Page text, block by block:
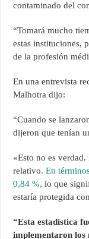
contaminado del
“Tomará mucho
estas instituciones,
de la profesión
En una entrevista
Malhotra dijo:
“Cuando se
dijeron que tenían
«Esto no es
relativo. En
0,84 %, lo que
estaría protegida
“Esta estadística
implementaron los